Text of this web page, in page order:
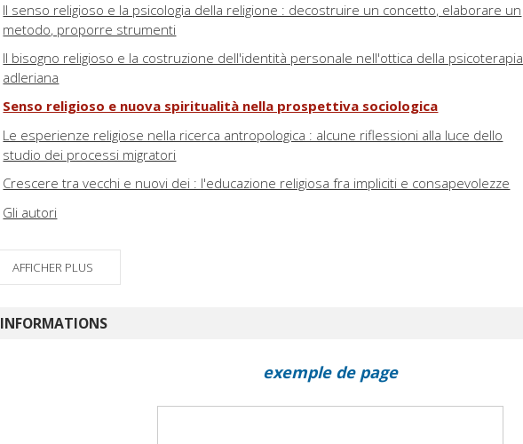
Il senso religioso e la psicologia della religione : decostruire un concetto, elaborare un
metodo, proporre strumenti
Il bisogno religioso e la costruzione dell'identità personale nell'ottica della psicoterapia
adleriana
Senso religioso e nuova spiritualità nella prospettiva sociologica
Le esperienze religiose nella ricerca antropologica : alcune riflessioni alla luce dello
studio dei processi migratori
Crescere tra vecchi e nuovi dei : l'educazione religiosa fra impliciti e consapevolezze
Gli autori
AFFICHER PLUS
INFORMATIONS
exemple de page